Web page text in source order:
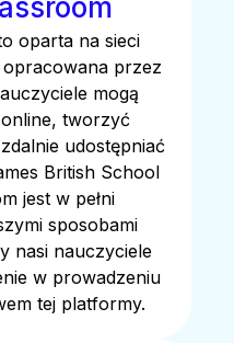
oparta na sieci
przez
mogą
tworzyć
udostępniać
British School
jest w pełni
sposobami
nasi nauczyciele
w prowadzeniu
tej platformy.